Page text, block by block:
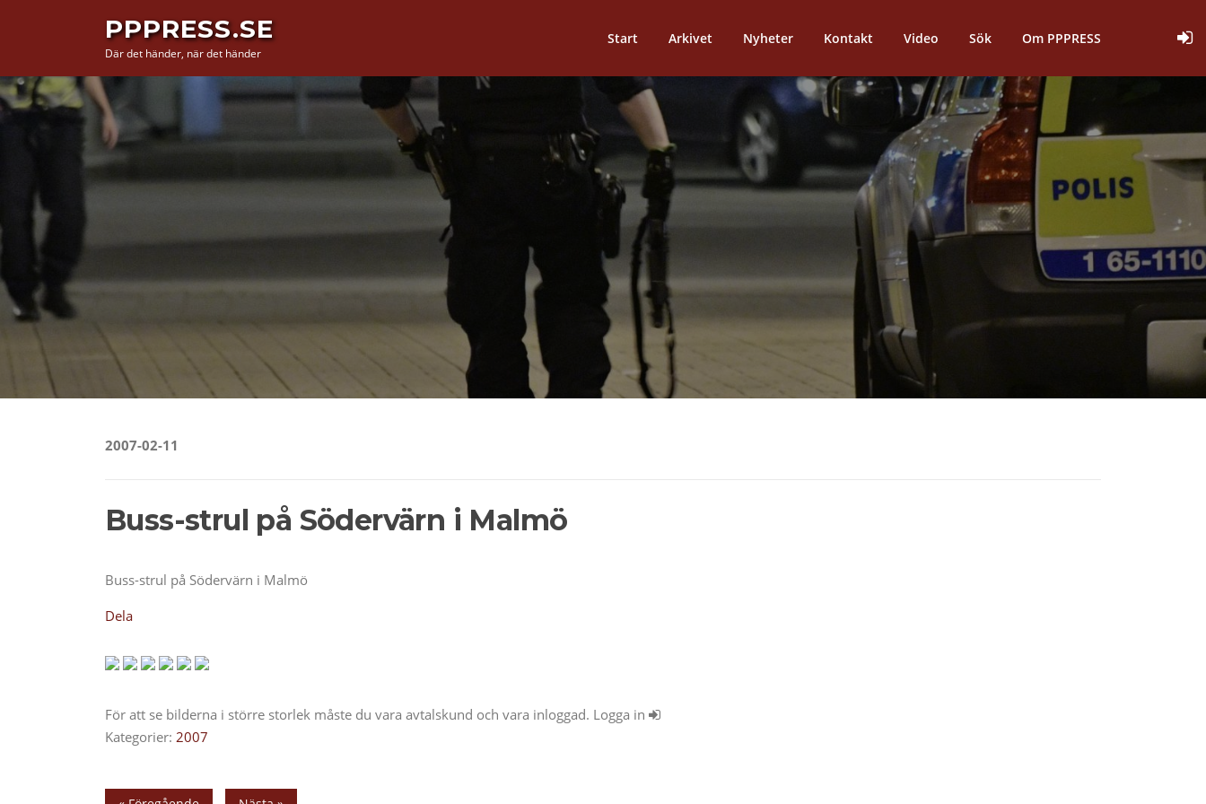
PPPRESS.SE
Där det händer, när det händer
Start Arkivet Nyheter Kontakt Video Sök Om PPPRESS
2007-02-11
Buss-strul på Södervärn i Malmö
Buss-strul på Södervärn i Malmö
Dela
För att se bilderna i större storlek måste du vara avtalskund och vara inloggad. Logga in
Kategorier: 2007